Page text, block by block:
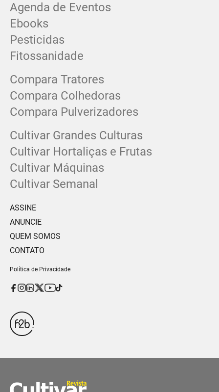
Agenda de Eventos
Ebooks
Pesticidas
Fitossanidade
Compara Tratores
Compara Colhedoras
Compara Pulverizadores
Cultivar Grandes Culturas
Cultivar Hortaliças e Frutas
Cultivar Máquinas
Cultivar Semanal
ASSINE
ANUNCIE
QUEM SOMOS
CONTATO
Política de Privacidade